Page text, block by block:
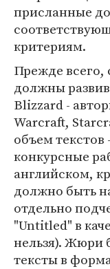
присланные до
критериям.
Прежде всего,
должны
Blizzard -
Warcraft,
объем текстов
конкурсные
английском,
должно быть
отдельно
"Untitled" в
нельзя). Жюри
тексты в